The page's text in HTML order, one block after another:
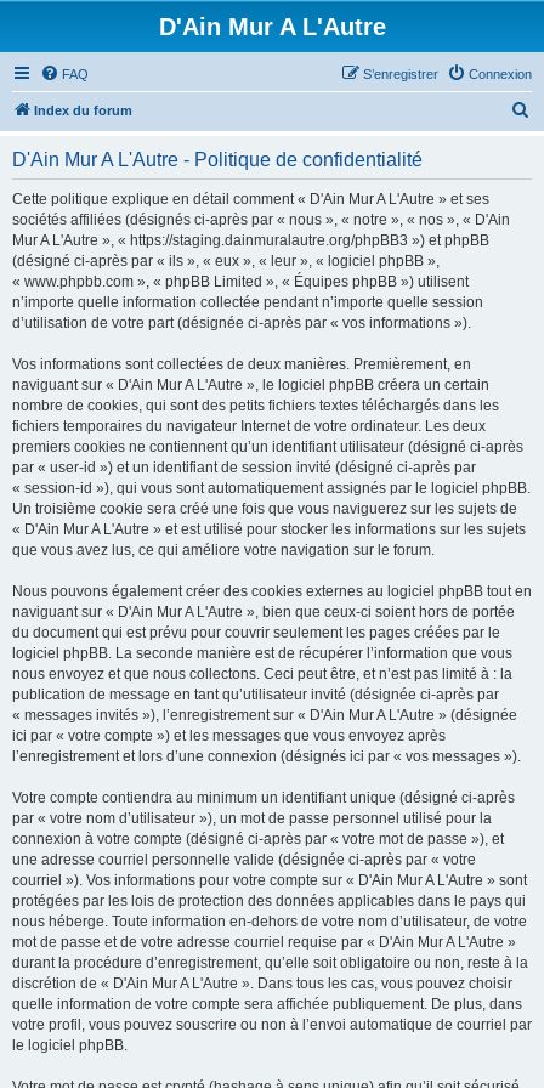
D'Ain Mur A L'Autre
FAQ Connexion
S’enregistrer
Index du forum
D'Ain Mur A L'Autre - Politique de confidentialité
Cette politique explique en détail comment « D'Ain Mur A L'Autre » et ses
sociétés affiliées (désignés ci-après par « nous », « notre », « nos », « D'Ain
Mur A L'Autre », « https://staging.dainmuralautre.org/phpBB3 ») et phpBB
(désigné ci-après par « ils », « eux », « leur », « logiciel phpBB »,
« www.phpbb.com », « phpBB Limited », « Équipes phpBB ») utilisent
n’importe quelle information collectée pendant n’importe quelle session
d’utilisation de votre part (désignée ci-après par « vos informations »).
Vos informations sont collectées de deux manières. Premièrement, en
naviguant sur « D'Ain Mur A L'Autre », le logiciel phpBB créera un certain
nombre de cookies, qui sont des petits fichiers textes téléchargés dans les
fichiers temporaires du navigateur Internet de votre ordinateur. Les deux
premiers cookies ne contiennent qu’un identifiant utilisateur (désigné ci-après
par « user-id ») et un identifiant de session invité (désigné ci-après par
« session-id »), qui vous sont automatiquement assignés par le logiciel phpBB.
Un troisième cookie sera créé une fois que vous naviguerez sur les sujets de
« D'Ain Mur A L'Autre » et est utilisé pour stocker les informations sur les sujets
que vous avez lus, ce qui améliore votre navigation sur le forum.
Nous pouvons également créer des cookies externes au logiciel phpBB tout en
naviguant sur « D'Ain Mur A L'Autre », bien que ceux-ci soient hors de portée
du document qui est prévu pour couvrir seulement les pages créées par le
logiciel phpBB. La seconde manière est de récupérer l’information que vous
nous envoyez et que nous collectons. Ceci peut être, et n’est pas limité à : la
publication de message en tant qu’utilisateur invité (désignée ci-après par
« messages invités »), l’enregistrement sur « D'Ain Mur A L'Autre » (désignée
ici par « votre compte ») et les messages que vous envoyez après
l’enregistrement et lors d’une connexion (désignés ici par « vos messages »).
Votre compte contiendra au minimum un identifiant unique (désigné ci-après
par « votre nom d’utilisateur »), un mot de passe personnel utilisé pour la
connexion à votre compte (désigné ci-après par « votre mot de passe »), et
une adresse courriel personnelle valide (désignée ci-après par « votre
courriel »). Vos informations pour votre compte sur « D'Ain Mur A L'Autre » sont
protégées par les lois de protection des données applicables dans le pays qui
nous héberge. Toute information en-dehors de votre nom d’utilisateur, de votre
mot de passe et de votre adresse courriel requise par « D'Ain Mur A L'Autre »
durant la procédure d’enregistrement, qu’elle soit obligatoire ou non, reste à la
discrétion de « D'Ain Mur A L'Autre ». Dans tous les cas, vous pouvez choisir
quelle information de votre compte sera affichée publiquement. De plus, dans
votre profil, vous pouvez souscrire ou non à l’envoi automatique de courriel par
le logiciel phpBB.